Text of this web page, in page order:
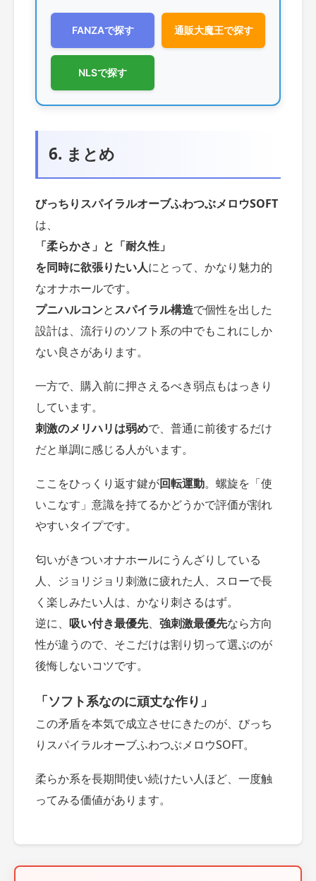
FANZAで探す 通販大魔王で探す
NLSで探す
6. まとめ
びっちりスパイラルオーブふわつぶメロウSOFT
は、
「柔らかさ」と「耐久性」
を同時に欲張りたい人にとって、かなり魅力的
なオナホールです。
プニハルコンとスパイラル構造で個性を出した
設計は、流行りのソフト系の中でもこれにしか
ない良さがあります。
一方で、購入前に押さえるべき弱点もはっきり
しています。
刺激のメリハリは弱めで、普通に前後するだけ
だと単調に感じる人がいます。
ここをひっくり返す鍵が回転運動。螺旋を「使
いこなす」意識を持てるかどうかで評価が割れ
やすいタイプです。
匂いがきついオナホールにうんざりしている
人、ジョリジョリ刺激に疲れた人、スローで長
く楽しみたい人は、かなり刺さるはず。
逆に、 吸い付き最優先、 強刺激最優先なら方向
性が違うので、そこだけは割り切って選ぶのが
後悔しないコツです。
「ソフト系なのに頑丈な作り」
この矛盾を本気で成立させにきたのが、びっち
りスパイラルオーブふわつぶメロウSOFT。
柔らか系を長期間使い続けたい人ほど、一度触
ってみる価値があります。